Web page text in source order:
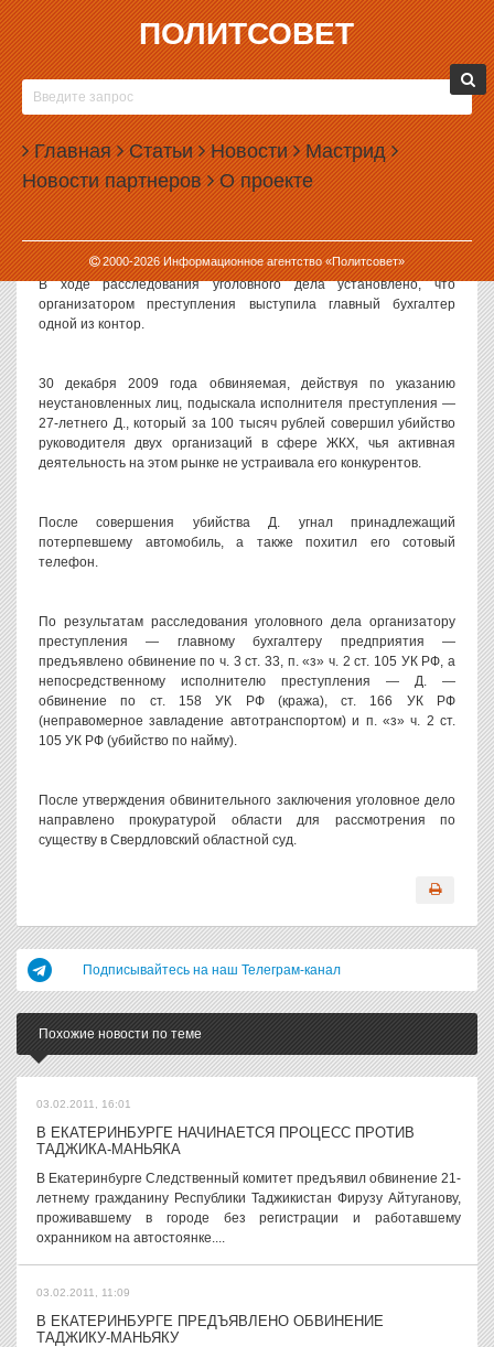
ПОЛИТСОВЕТ
Главная Статьи Новости Мастрид
Новости партнеров О проекте
2000-2026Информационное агентство «Политсовет»
13.12.2010, 15:49
В КУШВЕ В СФЕРЕ ЖКХ НАЧАЛИСЬ ЗАКАЗНЫЕ
УБИЙСТВА
Прокуратура Свердловской области утвердила обвинительное
заключение по уголовному делу об убийстве по найму,
совершённом на почве конкуренции, возникшей между
организациями ЖКХ города Кушвы.
В ходе расследования уголовного дела установлено, что
организатором преступления выступила главный бухгалтер
одной из контор.
30 декабря 2009 года обвиняемая, действуя по указанию
неустановленных лиц, подыскала исполнителя преступления —
27-летнего Д., который за 100 тысяч рублей совершил убийство
руководителя двух организаций в сфере ЖКХ, чья активная
деятельность на этом рынке не устраивала его конкурентов.
После совершения убийства Д. угнал принадлежащий
потерпевшему автомобиль, а также похитил его сотовый
телефон.
По результатам расследования уголовного дела организатору
преступления — главному бухгалтеру предприятия —
предъявлено обвинение по ч. 3 ст. 33, п. «з» ч. 2 ст. 105 УК РФ, а
непосредственному исполнителю преступления — Д. —
обвинение по ст. 158 УК РФ (кража), ст. 166 УК РФ
(неправомерное завладение автотранспортом) и п. «з» ч. 2 ст.
105 УК РФ (убийство по найму).
После утверждения обвинительного заключения уголовное дело
направлено прокуратурой области для рассмотрения по
существу в Свердловский областной суд.
Подписывайтесь на наш Телеграм-канал
Похожие новости по теме
03.02.2011, 16:01
В ЕКАТЕРИНБУРГЕ НАЧИНАЕТСЯ ПРОЦЕСС ПРОТИВ
ТАДЖИКА-МАНЬЯКА
В Екатеринбурге Следственный комитет предъявил обвинение 21-
летнему гражданину Республики Таджикистан Фирузу Айтуганову,
проживавшему в городе без регистрации и работавшему
охранником на автостоянке....
03.02.2011, 11:09
В ЕКАТЕРИНБУРГЕ ПРЕДЪЯВЛЕНО ОБВИНЕНИЕ
ТАДЖИКУ-МАНЬЯКУ